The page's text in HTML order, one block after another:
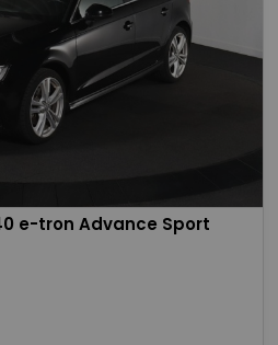
e-tron Advance Sport